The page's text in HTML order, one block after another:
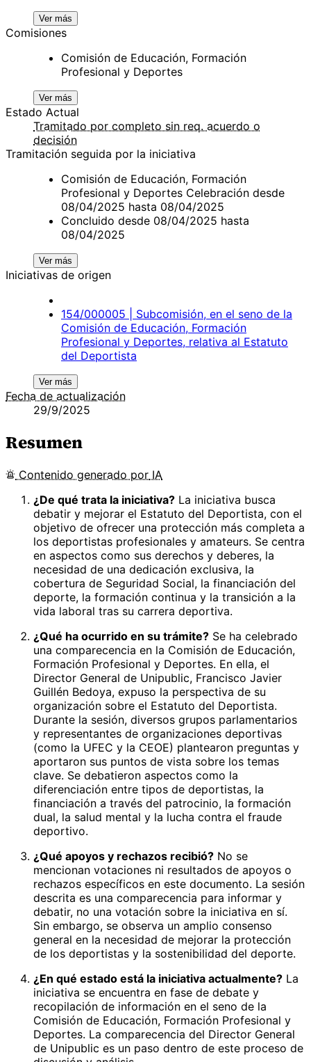
Ver más
Comisiones
Comisión de Educación, Formación
Profesional y Deportes
Ver más
Estado Actual
Tramitado por completo sin req. acuerdo o
decisión
Tramitación seguida por la iniciativa
Comisión de Educación, Formación
Profesional y Deportes Celebración desde
08/04/2025 hasta 08/04/2025
Concluido desde 08/04/2025 hasta
08/04/2025
Ver más
Iniciativas de origen
154/000005 | Subcomisión, en el seno de la
Comisión de Educación, Formación
Profesional y Deportes, relativa al Estatuto
del Deportista
Ver más
Fecha de actualización
29/9/2025
Resumen
Contenido generado por IA
¿De qué trata la iniciativa? La iniciativa busca
debatir y mejorar el Estatuto del Deportista, con el
objetivo de ofrecer una protección más completa a
los deportistas profesionales y amateurs. Se centra
en aspectos como sus derechos y deberes, la
necesidad de una dedicación exclusiva, la
cobertura de Seguridad Social, la financiación del
deporte, la formación continua y la transición a la
vida laboral tras su carrera deportiva.
¿Qué ha ocurrido en su trámite? Se ha celebrado
una comparecencia en la Comisión de Educación,
Formación Profesional y Deportes. En ella, el
Director General de Unipublic, Francisco Javier
Guillén Bedoya, expuso la perspectiva de su
organización sobre el Estatuto del Deportista.
Durante la sesión, diversos grupos parlamentarios
y representantes de organizaciones deportivas
(como la UFEC y la CEOE) plantearon preguntas y
aportaron sus puntos de vista sobre los temas
clave. Se debatieron aspectos como la
diferenciación entre tipos de deportistas, la
financiación a través del patrocinio, la formación
dual, la salud mental y la lucha contra el fraude
deportivo.
¿Qué apoyos y rechazos recibió? No se
mencionan votaciones ni resultados de apoyos o
rechazos específicos en este documento. La sesión
descrita es una comparecencia para informar y
debatir, no una votación sobre la iniciativa en sí.
Sin embargo, se observa un amplio consenso
general en la necesidad de mejorar la protección
de los deportistas y la sostenibilidad del deporte.
¿En qué estado está la iniciativa actualmente? La
iniciativa se encuentra en fase de debate y
recopilación de información en el seno de la
Comisión de Educación, Formación Profesional y
Deportes. La comparecencia del Director General
de Unipublic es un paso dentro de este proceso de